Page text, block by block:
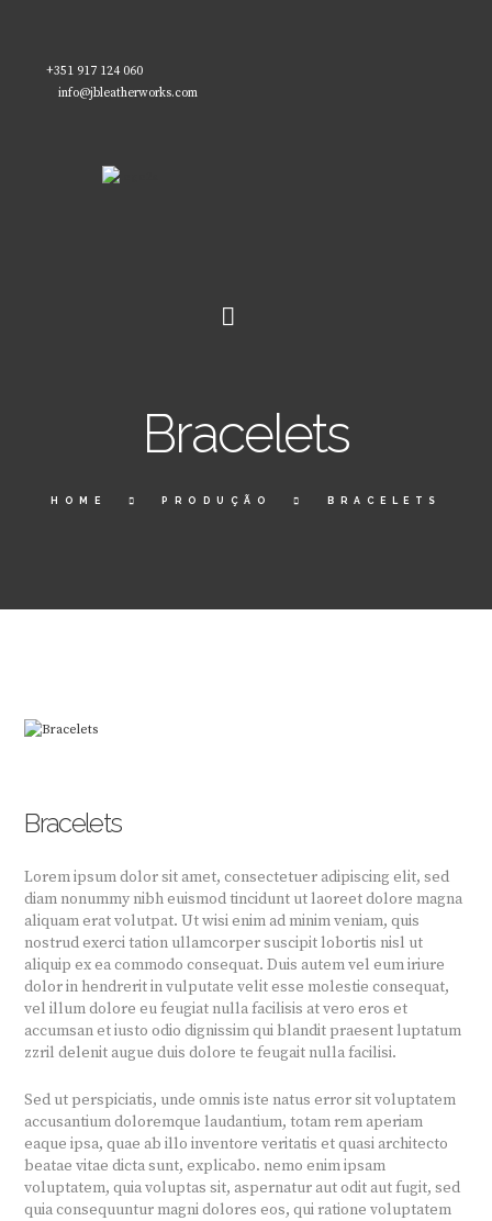
+351 917 124 060
info@jbleatherworks.com
Bracelets
HOME PRODUÇÃO BRACELETS
Bracelets
Lorem ipsum dolor sit amet, consectetuer adipiscing elit, sed
diam nonummy nibh euismod tincidunt ut laoreet dolore magna
aliquam erat volutpat. Ut wisi enim ad minim veniam, quis
nostrud exerci tation ullamcorper suscipit lobortis nisl ut
aliquip ex ea commodo consequat. Duis autem vel eum iriure
dolor in hendrerit in vulputate velit esse molestie consequat,
vel illum dolore eu feugiat nulla facilisis at vero eros et
accumsan et iusto odio dignissim qui blandit praesent luptatum
zzril delenit augue duis dolore te feugait nulla facilisi.
Sed ut perspiciatis, unde omnis iste natus error sit voluptatem
accusantium doloremque laudantium, totam rem aperiam
eaque ipsa, quae ab illo inventore veritatis et quasi architecto
beatae vitae dicta sunt, explicabo. nemo enim ipsam
voluptatem, quia voluptas sit, aspernatur aut odit aut fugit, sed
quia consequuntur magni dolores eos, qui ratione voluptatem